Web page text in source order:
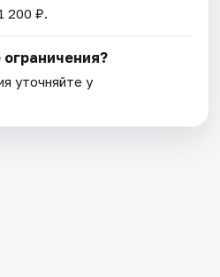
200 ₽.
уточняйте у